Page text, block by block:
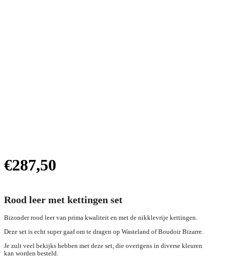
€287,50
Rood leer met kettingen set
Bizonder rood leer van prima kwaliteit en met de nikklevrije kettingen.
Deze set is echt super gaaf om te dragen op Wasteland of Boudoir Bizarre.
Je zult veel bekijks hebben met deze set, die overigens in diverse kleuren
kan worden besteld.